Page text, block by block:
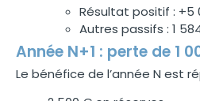
Résultat positif : +5
Autres passifs : 1
Année N+1 : perte de 1
Le bénéfice de l’année N est